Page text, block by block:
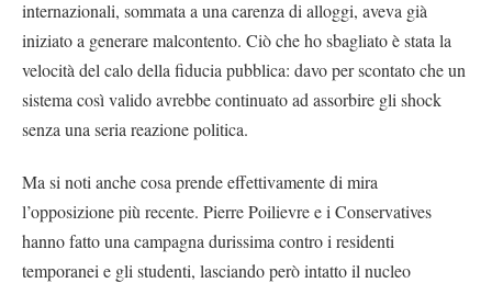
internazionali, sommata a una carenza di alloggi, aveva già
iniziato a generare malcontento. Ciò che ho sbagliato è stata la
velocità del calo della fiducia pubblica: davo per scontato che un
sistema così valido avrebbe continuato ad assorbire gli shock
senza una seria reazione politica.
Ma si noti anche cosa prende effettivamente di mira
l’opposizione più recente. Pierre Poilievre e i Conservatives
hanno fatto una campagna durissima contro i residenti
temporanei e gli studenti, lasciando però intatto il nucleo